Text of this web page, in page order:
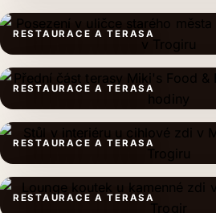
RESTAURACE A TERASA
RESTAURACE A TERASA
RESTAURACE A TERASA
RESTAURACE A TERASA